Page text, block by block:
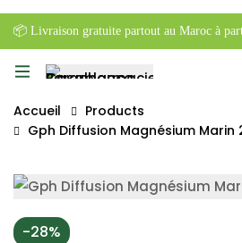
📦 Livraison gratuite partout au Maroc à
Accueil
Products
Gph Diffusion Magnésium Marin
-28%